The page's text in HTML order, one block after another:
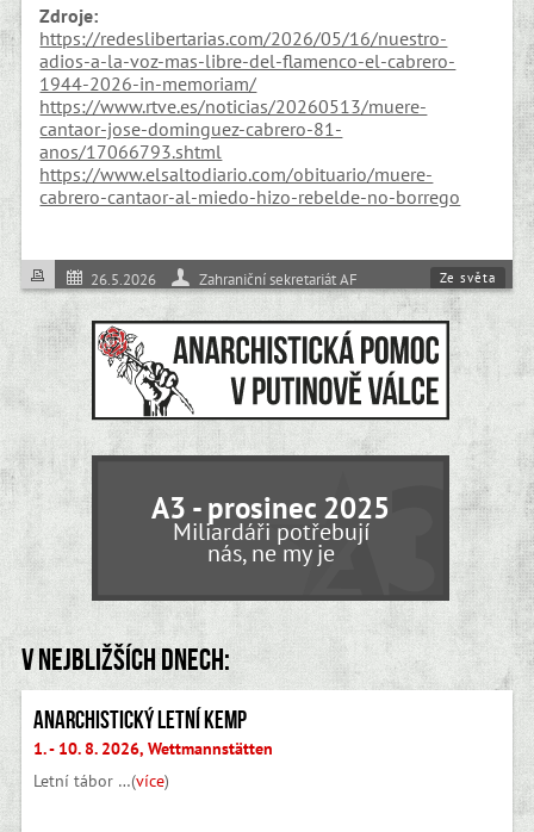
Zdroje:
https://redeslibertarias.com/2026/05/16/nuestro-
adios-a-la-voz-mas-libre-del-flamenco-el-cabrero-
1944-2026-in-memoriam/
https://www.rtve.es/noticias/20260513/muere-
cantaor-jose-dominguez-cabrero-81-
anos/17066793.shtml
https://www.elsaltodiario.com/obituario/muere-
cabrero-cantaor-al-miedo-hizo-rebelde-no-borrego
26.5.2026 Zahraniční sekretariát AF
Ze světa
Osobnosti
A3 - prosinec 2025
Miliardáři potřebují
nás, ne my je
V nejbližších dnech:
Anarchistický letní kemp
1. - 10. 8. 2026, Wettmannstätten
Letní tábor …(více)